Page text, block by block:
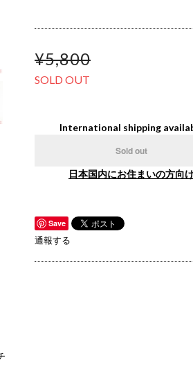
¥5,800
SOLD OUT
International shipping
Sold out
日本国内にお住まいの方向
Save
通報する